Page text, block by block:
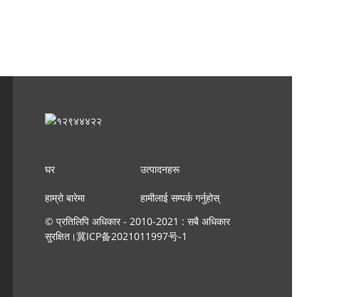
घर उत्पादनहरू
हाम्रो बारेमा
हामीलाई सम्पर्क गर्नुहोस्
© प्रतिलिपि अधिकार - 2010-2021 : सबै अधिकार
सुरक्षित।冀ICP备2021011997号-1